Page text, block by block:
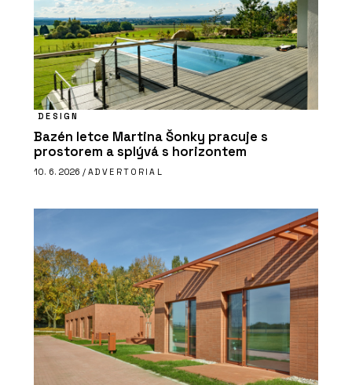
DESIGN
Bazén letce Martina Šonky pracuje s
prostorem a splývá s horizontem
10. 6. 2026 / ADVERTORIAL